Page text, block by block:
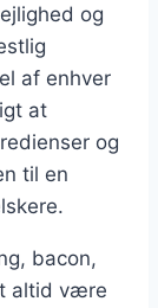
og
af enhver
at
og
til en
bacon,
altid være